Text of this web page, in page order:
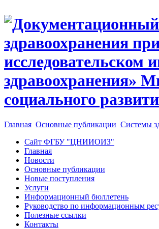
Главная Основные публикации Системы
Сайт ФГБУ "ЦНИИОИЗ"
Главная
Новости
Основные публикации
Новые поступления
Услуги
Информационный бюллетень
Руководство по информационным
Полезные ссылки
Контакты